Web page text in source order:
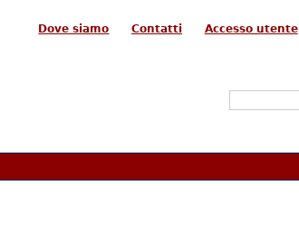
Accesso utente
Contatti
Dove siamo